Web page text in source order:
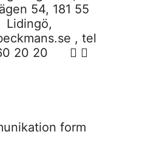
54, 181 55
Lidingö,
, tel
20 20
form